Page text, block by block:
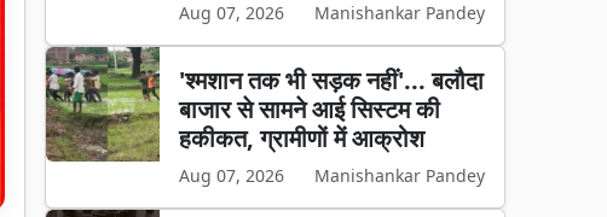
Aug 07, 2026 Manishankar Pandey
'श्मशान तक भी सड़क नहीं'... बलौदा
बाजार से सामने आई सिस्टम की
हकीकत, ग्रामीणों में आक्रोश
Aug 07, 2026 Manishankar Pandey